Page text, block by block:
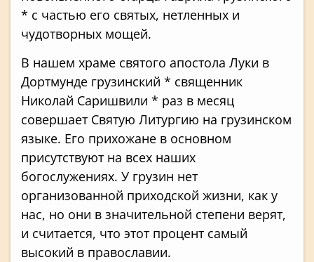
* с частью его святых, нетленных и
чудотворных мощей.
В нашем храме святого апостола Луки в
Дортмунде грузинский * священник
Николай Саришвили * раз в месяц
совершает Святую Литургию на грузинском
языке. Его прихожане в основном
присутствуют на всех наших
богослужениях. У грузин нет
организованной приходской жизни, как у
нас, но они в значительной степени верят,
и считается, что этот процент самый
высокий в православии.